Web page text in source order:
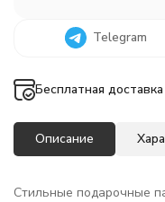
Telegram
Бесплатная
Описание
Стильные подарочные